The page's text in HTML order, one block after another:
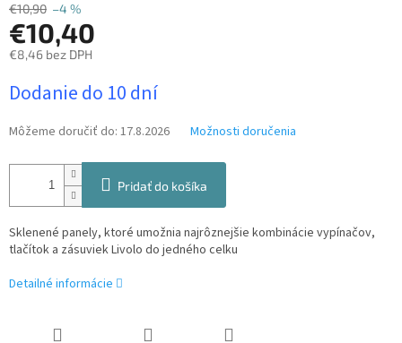
€10,90 –4 %
€10,40
€8,46 bez DPH
cena:
Dodanie do 10 dní
Môžeme doručiť do: 17.8.2026 Možnosti doručenia
Pridať do košíka
Sklenené panely, ktoré umožnia najrôznejšie kombinácie vypínačov,
tlačítok a zásuviek Livolo do jedného celku
Detailné informácie